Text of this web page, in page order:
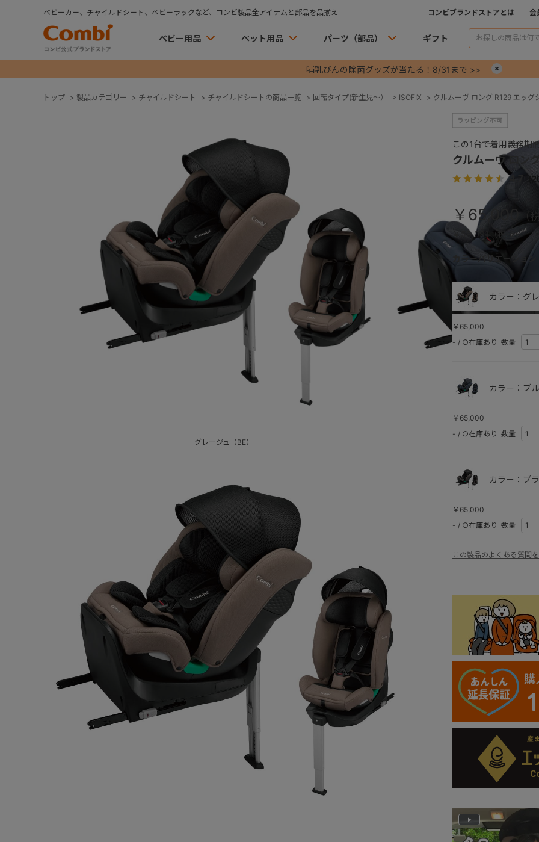
ベビーカー、チャイルドシート、ベビーラックなど、コンビ製品全アイテムと部品を品揃え コンビブランドストアとは 会
ベビー用品 ペット用品 パーツ（部品） ギフト
哺乳びんの除菌グッズが当たる！8/31まで >>
トップ > 製品カテゴリー > チャイルドシート > チャイルドシートの商品一覧 > 回転タイプ(新生児～） > ISOFIX > クルムーヴ ロング R129 エッグ
グレージュ（BE） ブル
この1台で着用義務期
クルムーヴ ロン
4.7 （
￥65,000
￥59,091（税抜）
カラーバリエーション
カラー：グ
￥65,000
- / ○在庫あり 数量
カラー：ブ
￥65,000
- / ○在庫あり 数量
カラー：ブ
￥65,000
- / ○在庫あり 数量
この製品のよくある質問
P
l